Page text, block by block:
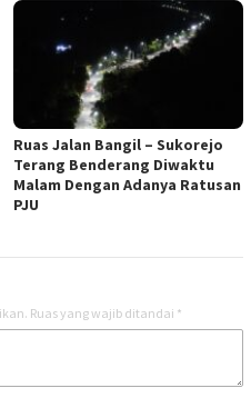
Ruas Jalan Bangil – Sukorejo
Terang Benderang Diwaktu
Malam Dengan Adanya Ratusan
PJU
Ruas yang wajib ditandai *